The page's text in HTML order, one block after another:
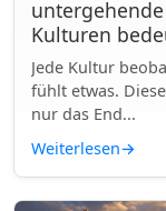
Kulturen
Jede Kultur
fühlt etwas.
nur das End...
Weiterlesen→